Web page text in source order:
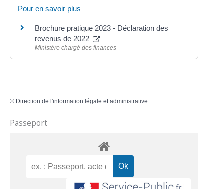
Pour en savoir plus
Brochure pratique 2023 - Déclaration des
revenus de 2022
Ministère chargé des finances
© Direction de l'information légale et administrative
Passeport